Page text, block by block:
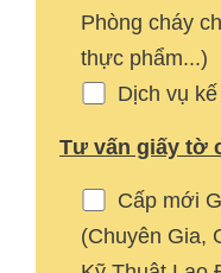
Phòng cháy
thực phẩm...)
Dịch vụ
Tư vấn giấy tờ
Cấp mới
(Chuyên Gia,